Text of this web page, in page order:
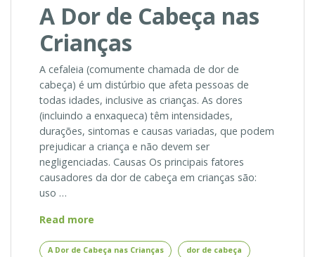
A Dor de Cabeça nas
Crianças
A cefaleia (comumente chamada de dor de
cabeça) é um distúrbio que afeta pessoas de
todas idades, inclusive as crianças. As dores
(incluindo a enxaqueca) têm intensidades,
durações, sintomas e causas variadas, que podem
prejudicar a criança e não devem ser
negligenciadas. Causas Os principais fatores
causadores da dor de cabeça em crianças são:
uso …
Read more
de
A Dor de Cabeça nas Crianças dor de cabeça